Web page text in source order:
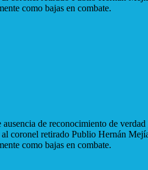
como bajas en combate.
de reconocimiento de
coronel retirado Publio Hernán
como bajas en combate.